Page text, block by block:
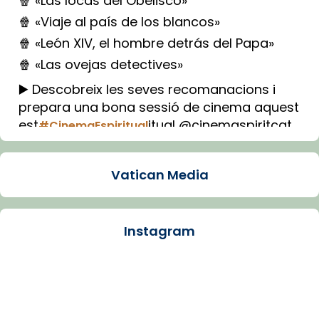
🍿 «Viaje al país de los blancos»
🍿 «León XIV, el hombre detrás del Papa»
🍿 «Las ovejas detectives»
▶️ Descobreix les seves recomanacions i
prepara una bona sessió de cinema aquest
est#CinemaEspiritualitual @cinemaspiritcat
Imatge: Generada amb IA (OpenAI)
Arquebisbat de Barcelona
Vatican Media
Instagram